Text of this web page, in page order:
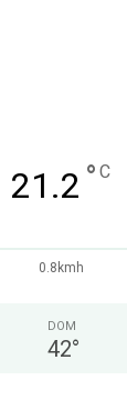
21.2 ° C
0.8kmh
DOM
42°